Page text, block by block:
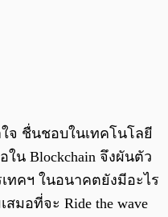
ใจ ชื่นชอบในเทคโนโลยี
น Blockchain จึงผันตัว
ทคฯ ในอนาคตยังมีอะไร
มอที่จะ Ride the wave